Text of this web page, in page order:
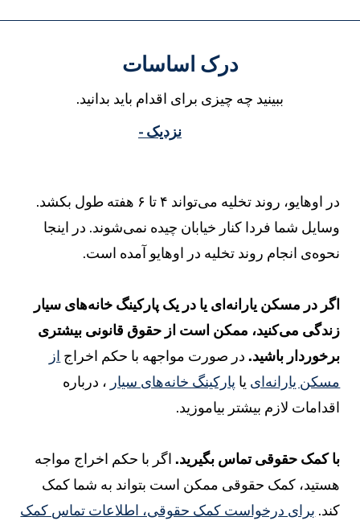
درک اساسات
ببینید چه چیزی برای اقدام باید بدانید.
نزدیک -
در اوهایو، روند تخلیه می‌تواند ۴ تا ۶ هفته طول بکشد.
وسایل شما فردا کنار خیابان چیده نمی‌شوند. در اینجا
نحوه‌ی انجام روند تخلیه در اوهایو آمده است.
اگر در مسکن یارانه‌ای یا در یک پارکینگ خانه‌های سیار
زندگی می‌کنید، ممکن است از حقوق قانونی بیشتری
برخوردار باشید.در صورت مواجهه با حکم اخراج از
مسکن یارانه‌اییاپارکینگ خانه‌های سیار، درباره
اقدامات لازم بیشتر بیاموزید.
با کمک حقوقی تماس بگیرید.اگر با حکم اخراج مواجه
هستید، کمک حقوقی ممکن است بتواند به شما کمک
کند.برای درخواست کمک حقوقی، اطلاعات تماس کمک